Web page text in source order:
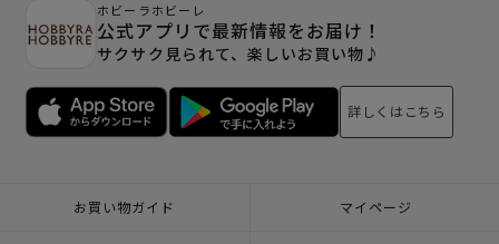
ホビーラホビーレ
公式アプリで最新情報をお届け！
サクサク見られて、楽しいお買い物♪
詳しくはこちら
お買い物ガイド マイページ